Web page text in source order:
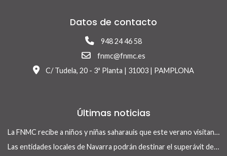
Datos de contacto
948 24 46 58
fnmc@fnmc.es
C/ Tudela, 20 - 3ª Planta | 31003 | PAMPLONA
Últimas noticias
La FNMC recibe a niños y niñas saharauis que este verano visitan Navarra con el programa Vacaciones en Paz
Las entidades locales de Navarra podrán destinar el superávit de 2025 a inversiones financieramente sostenibles tras la aprobación del Real Decreto-ley 13/2026